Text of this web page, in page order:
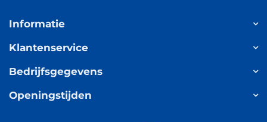
Informatie
Klantenservice
Bedrijfsgegevens
Openingstijden